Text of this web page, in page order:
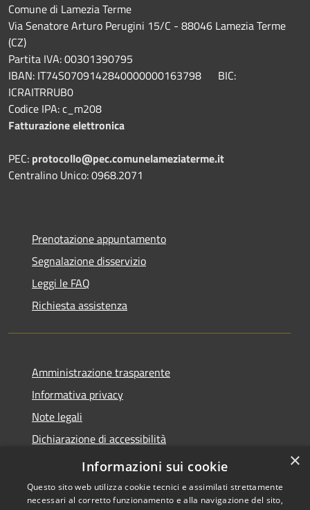
Comune di Lamezia Terme
Via Senatore Arturo Perugini 15/C - 88046 Lamezia Terme
(CZ)
Partita IVA: 00301390795
IBAN: IT74S0709142840000000163798 BIC:
ICRAITRRUB0
Codice IPA: c_m208
Fatturazione elettronica
PEC: protocollo@pec.comunelameziaterme.it
Centralino Unico: 0968.2071
Prenotazione appuntamento
Segnalazione disservizio
Leggi le FAQ
Richiesta assistenza
Amministrazione trasparente
Informativa privacy
Note legali
Dichiarazione di accessibilità
Feedback accessibilità
×
Informazioni sui cookie
Questo sito web utilizza cookie tecnici e assimilati strettamente
necessari al corretto funzionamento e alla navigazione del sito,